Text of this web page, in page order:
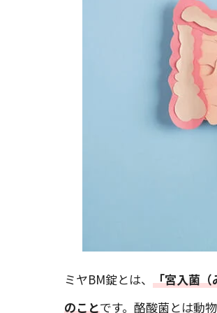
ミヤBM錠とは、 「宮入菌（
のことです。酪酸菌とは動